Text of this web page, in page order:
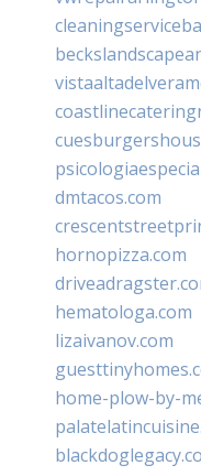
dmtacos.com
hornopizza.com
hematologa.com
lizaivanov.com
home-plow-by-